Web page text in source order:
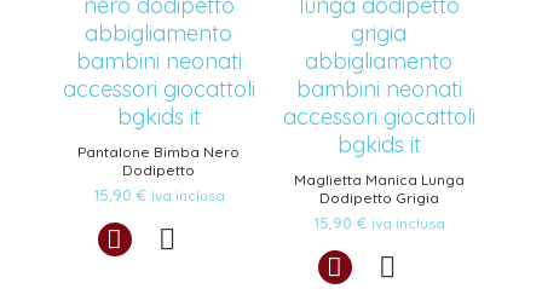
Pantalone Bimba Nero
Dodipetto
15,90 € iva inclusa
Maglietta Manica Lunga
Dodipetto Grigia
15,90 € iva inclusa